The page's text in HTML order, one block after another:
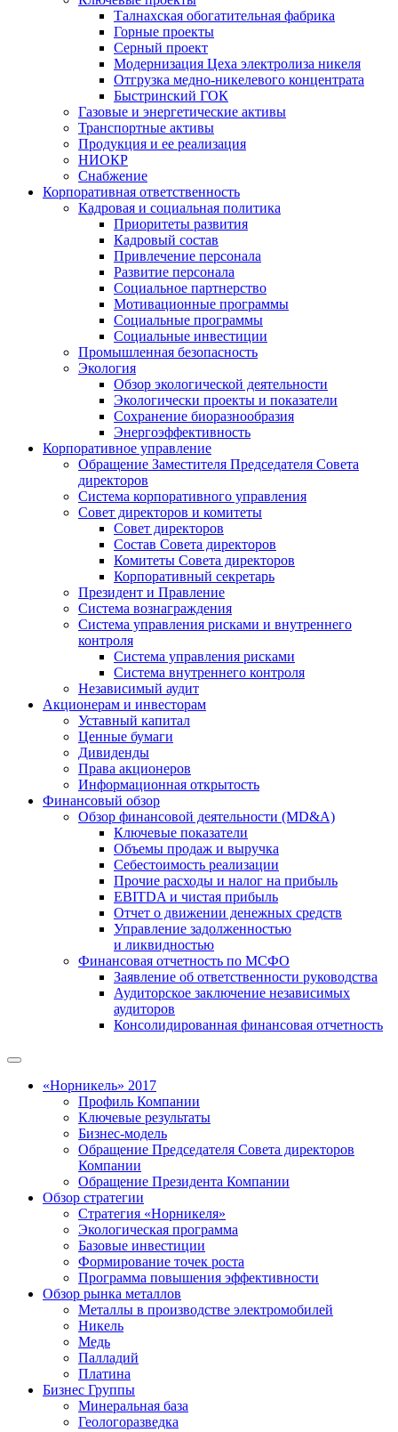
Талнахская обогатительная фабрика
Горные проекты
Серный проект
Модернизация Цеха электролиза никеля
Отгрузка медно-никелевого концентрата
Быстринский ГОК
Газовые и энергетические активы
Транспортные активы
Продукция и ее реализация
НИОКР
Снабжение
Корпоративная ответственность
Кадровая и социальная политика
Приоритеты развития
Кадровый состав
Привлечение персонала
Развитие персонала
Социальное партнерство
Мотивационные программы
Социальные программы
Социальные инвестиции
Промышленная безопасность
Экология
Обзор экологической деятельности
Экологически проекты и показатели
Сохранение биоразнообразия
Энергоэффективность
Корпоративное управление
Обращение Заместителя Председателя Совета
директоров
Система корпоративного управления
Совет директоров и комитеты
Совет директоров
Состав Совета директоров
Комитеты Совета директоров
Корпоративный секретарь
Президент и Правление
Система вознаграждения
Система управления рисками и внутреннего
контроля
Система управления рисками
Система внутреннего контроля
Независимый аудит
Акционерам и инвесторам
Уставный капитал
Ценные бумаги
Дивиденды
Права акционеров
Информационная открытость
Финансовый обзор
Обзор финансовой деятельности (MD&A)
Ключевые показатели
Объемы продаж и выручка
Себестоимость реализации
Прочие расходы и налог на прибыль
EBITDA и чистая прибыль
Отчет о движении денежных средств
Управление задолженностью
и ликвидностью
Финансовая отчетность по МСФО
Заявление об ответственности руководства
Аудиторское заключение независимых
аудиторов
Консолидированная финансовая отчетность
«Норникель» 2017
Профиль Компании
Ключевые результаты
Бизнес-модель
Обращение Председателя Совета директоров
Компании
Обращение Президента Компании
Обзор стратегии
Стратегия «Норникеля»
Экологическая программа
Базовые инвестиции
Формирование точек роста
Программа повышения эффективности
Обзор рынка металлов
Металлы в производстве электромобилей
Никель
Медь
Палладий
Платина
Бизнес Группы
Минеральная база
Геологоразведка